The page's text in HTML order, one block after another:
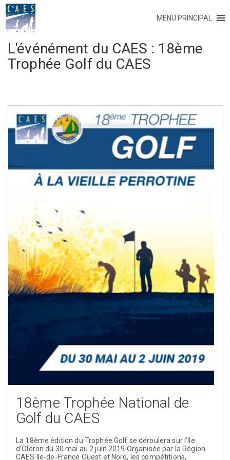
MENU PRINCIPAL
L'événément du CAES : 18ème
Trophée Golf du CAES
18ème Trophée National de
Golf du CAES
La 18ème édition du Trophée Golf se déroulera sur l’Ile
d’Oléron du 30 mai au 2 juin 2019 Organisée par la Région
CAES Ile-de-France Ouest et Nord, les compétitions,